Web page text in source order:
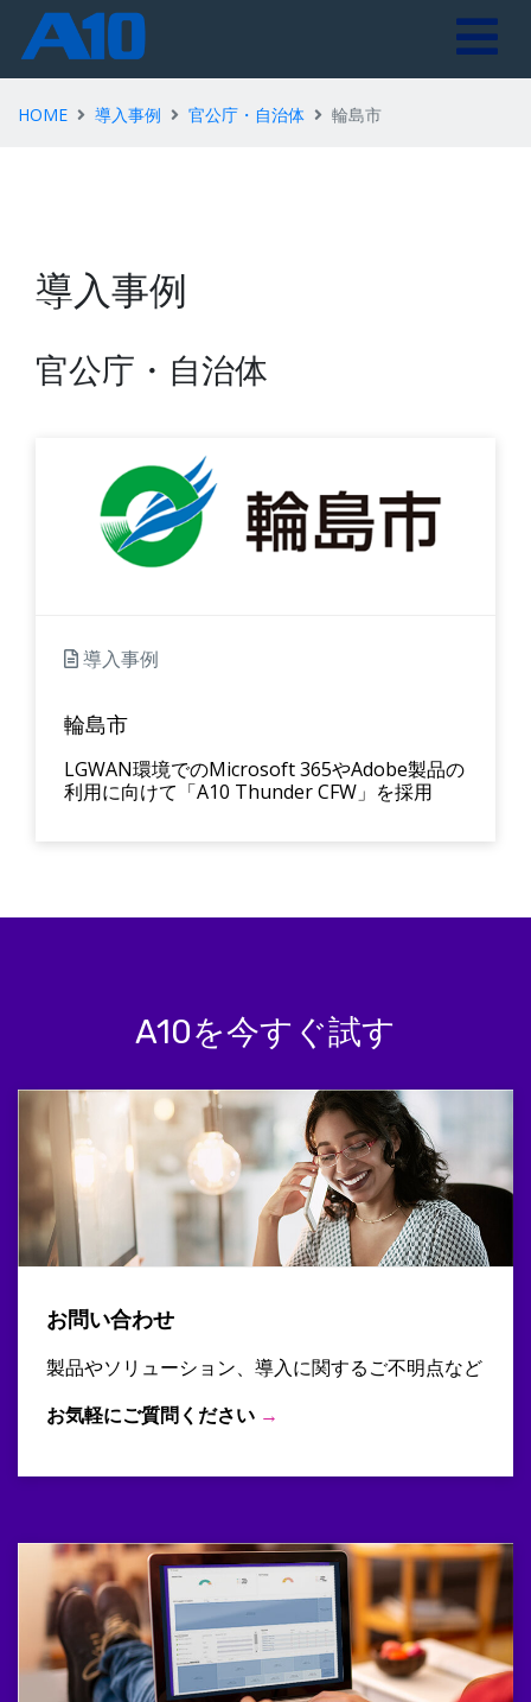
HOME 導入事例 官公庁・自治体 輪島市
導入事例
官公庁・自治体
導入事例
輪島市
LGWAN環境でのMicrosoft 365やAdobe製品の
利用に向けて「A10 Thunder CFW」を採用
A10を今すぐ試す
お問い合わせ
製品やソリューション、導入に関するご不明点など
お気軽にご質問ください →